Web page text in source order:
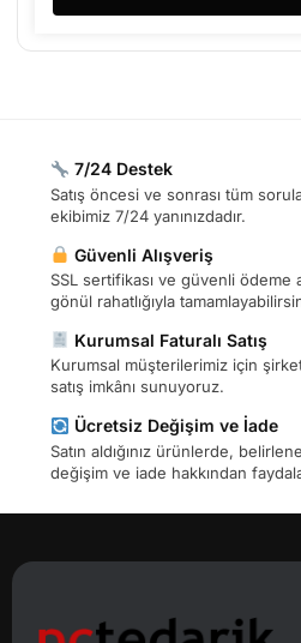
7/24 Destek
Satış öncesi ve sonrası tüm
ekibimiz 7/24 yanınızdadır.
Güvenli Alışveriş
SSL sertifikası ve güvenli ödeme
gönül rahatlığıyla
Kurumsal Faturalı Satış
Kurumsal müşterilerimiz için
satış imkânı sunuyoruz.
Ücretsiz Değişim ve İade
Satın aldığınız ürünlerde,
değişim ve iade hakkından